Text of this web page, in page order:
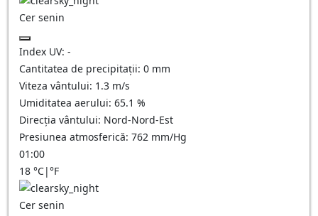
Cer senin
Index UV: -
Cantitatea de precipitații: 0 mm
Viteza vântului: 1.3 m/s
Umiditatea aerului: 65.1 %
Direcția vântului: Nord-Nord-Est
Presiunea atmosferică: 762 mm/Hg
01:00
18 °C|°F
Cer senin